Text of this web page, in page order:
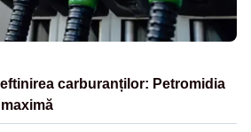
carburanților: Petromidia